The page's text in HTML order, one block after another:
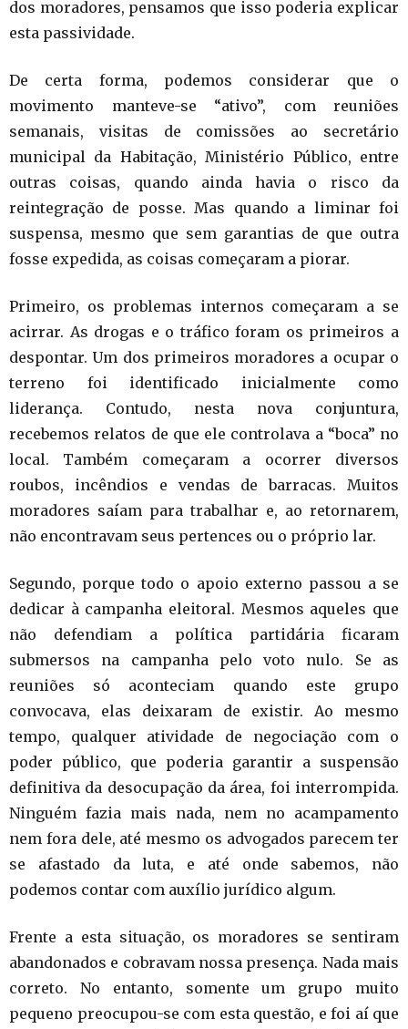
dos moradores, pensamos que isso poderia explicar
esta passividade.
De certa forma, podemos considerar que o
movimento manteve-se “ativo”, com reuniões
semanais, visitas de comissões ao secretário
municipal da Habitação, Ministério Público, entre
outras coisas, quando ainda havia o risco da
reintegração de posse. Mas quando a liminar foi
suspensa, mesmo que sem garantias de que outra
fosse expedida, as coisas começaram a piorar.
Primeiro, os problemas internos começaram a se
acirrar. As drogas e o tráfico foram os primeiros a
despontar. Um dos primeiros moradores a ocupar o
terreno foi identificado inicialmente como
liderança. Contudo, nesta nova conjuntura,
recebemos relatos de que ele controlava a “boca” no
local. Também começaram a ocorrer diversos
roubos, incêndios e vendas de barracas. Muitos
moradores saíam para trabalhar e, ao retornarem,
não encontravam seus pertences ou o próprio lar.
Segundo, porque todo o apoio externo passou a se
dedicar à campanha eleitoral. Mesmos aqueles que
não defendiam a política partidária ficaram
submersos na campanha pelo voto nulo. Se as
reuniões só aconteciam quando este grupo
convocava, elas deixaram de existir. Ao mesmo
tempo, qualquer atividade de negociação com o
poder público, que poderia garantir a suspensão
definitiva da desocupação da área, foi interrompida.
Ninguém fazia mais nada, nem no acampamento
nem fora dele, até mesmo os advogados parecem ter
se afastado da luta, e até onde sabemos, não
podemos contar com auxílio jurídico algum.
Frente a esta situação, os moradores se sentiram
abandonados e cobravam nossa presença. Nada mais
correto. No entanto, somente um grupo muito
pequeno preocupou-se com esta questão, e foi aí que